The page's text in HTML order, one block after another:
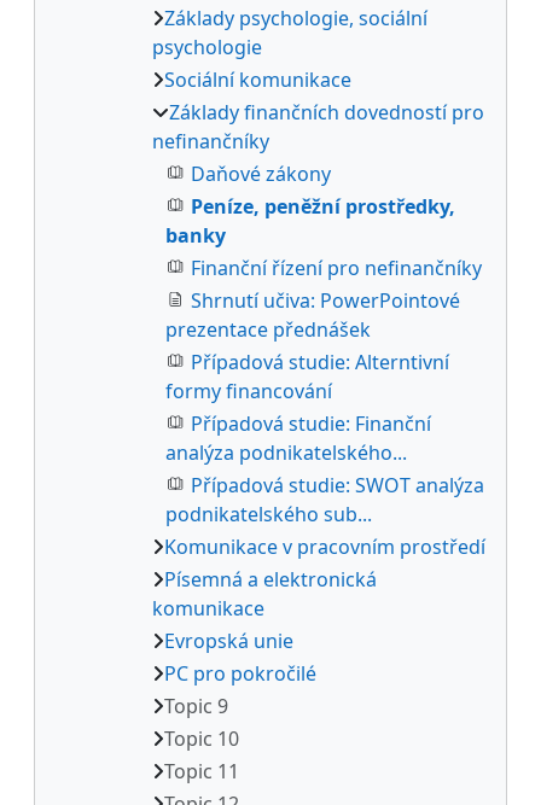
Základy psychologie, sociální
psychologie
Sociální komunikace
Základy finančních dovedností pro
nefinančníky
Daňové zákony
Peníze, peněžní prostředky,
banky
Finanční řízení pro nefinančníky
Shrnutí učiva: PowerPointové
prezentace přednášek
Případová studie: Alterntivní
formy financování
Případová studie: Finanční
analýza podnikatelského...
Případová studie: SWOT analýza
podnikatelského sub...
Komunikace v pracovním prostředí
Písemná a elektronická
komunikace
Evropská unie
PC pro pokročilé
Topic 9
Topic 10
Topic 11